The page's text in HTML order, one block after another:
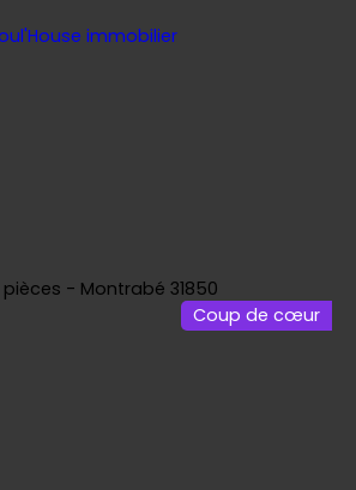
ACHETER LOUER
Coup de cœur